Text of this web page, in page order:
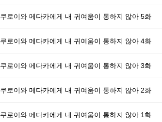
쿠로이와 메다카에게 내 귀여움이 통하지 않아 5화
쿠로이와 메다카에게 내 귀여움이 통하지 않아 4화
쿠로이와 메다카에게 내 귀여움이 통하지 않아 3화
쿠로이와 메다카에게 내 귀여움이 통하지 않아 2화
쿠로이와 메다카에게 내 귀여움이 통하지 않아 1화